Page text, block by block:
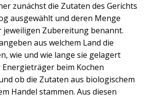
zunächst die Zutaten des Gerichts
ausgewählt und deren Menge
jeweiligen Zubereitung benannt.
aus welchem Land die
wie und wie lange sie gelagert
beim Kochen
ob die Zutaten aus biologischem
Handel stammen. Aus diesen